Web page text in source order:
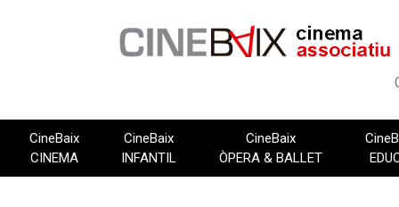
CineBaix
CINEMA
CineBaix
INFANTIL
CineBaix
ÒPERA & BALLET